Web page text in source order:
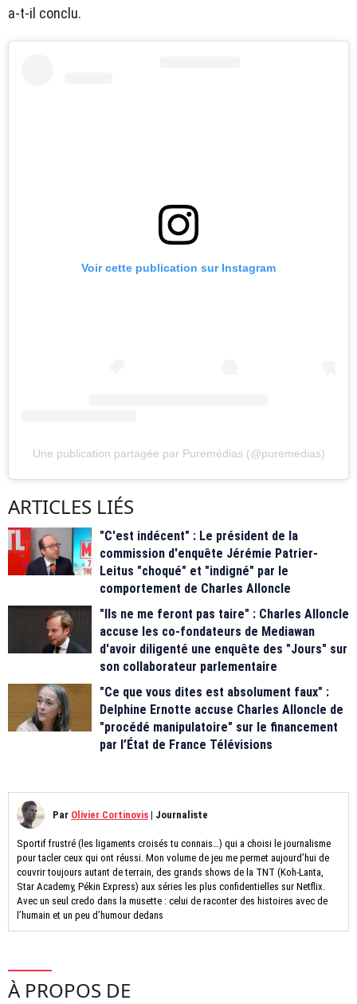
a-t-il conclu.
Voir cette publication sur Instagram
Une publication partagée par Puremédias (@puremedias)
ARTICLES LIÉS
"C'est indécent" : Le président de la
commission d'enquête Jérémie Patrier-
Leitus "choqué" et "indigné" par le
comportement de Charles Alloncle
"Ils ne me feront pas taire" : Charles Alloncle
accuse les co-fondateurs de Mediawan
d'avoir diligenté une enquête des "Jours" sur
son collaborateur parlementaire
"Ce que vous dites est absolument faux" :
Delphine Ernotte accuse Charles Alloncle de
"procédé manipulatoire" sur le financement
par l’État de France Télévisions
Par Olivier Cortinovis | Journaliste
Sportif frustré (les ligaments croisés tu connais…) qui a choisi le journalisme
pour tacler ceux qui ont réussi. Mon volume de jeu me permet aujourd’hui de
couvrir toujours autant de terrain, des grands shows de la TNT (Koh-Lanta,
Star Academy, Pékin Express) aux séries les plus confidentielles sur Netflix.
Avec un seul credo dans la musette : celui de raconter des histoires avec de
l’humain et un peu d’humour dedans
À PROPOS DE